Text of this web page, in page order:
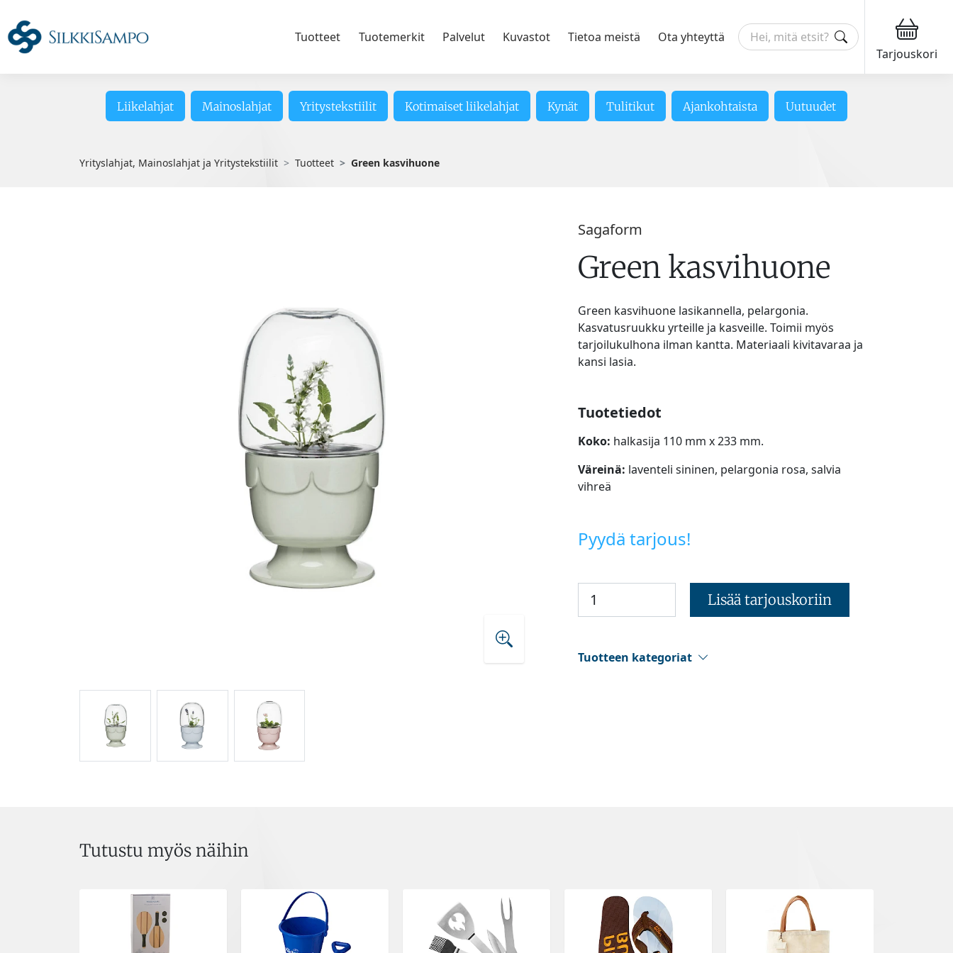
Tuotteet Tuotemerkit Palvelut Kuvastot Tietoa meistä
Ota yhteyttä
Tarjouskori
Liikelahjat Mainoslahjat Yritystekstiilit Kotimaiset liikelahjat Kynät Tulitikut Ajankohtaista Uutuudet
Yrityslahjat, Mainoslahjat ja Yritystekstiilit Tuotteet Green kasvihuone
Sagaform
Green kasvihuone
Green kasvihuone lasikannella, pelargonia.
Kasvatusruukku yrteille ja kasveille. Toimii myös
tarjoilukulhona ilman kantta. Materiaali kivitavaraa ja
kansi lasia.
Tuotetiedot
Koko: halkasija 110 mm x 233 mm.
Väreinä: laventeli sininen, pelargonia rosa, salvia
vihreä
Pyydä tarjous!
Lisää tarjouskoriin
Tuotteen kategoriat
Tutustu myös näihin